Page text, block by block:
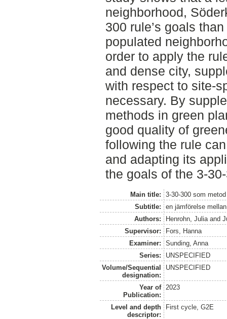
neighborhood,
300 rule’s goals
populated
order to apply the
and dense city,
with respect to site-
necessary. By
methods in green
good quality of
following the rule
and adapting its
the goals of the 3-
Main title:
3-30-300 som
Subtitle:
en jämförelse
Authors:
Henrohn, Julia and
Supervisor:
Fors, Hanna
Examiner:
Sunding, Anna
Series:
UNSPECIFIED
Volume/Sequential
designation:
UNSPECIFIED
Year of
Publication:
2023
Level and depth
descriptor:
First cycle, G2E